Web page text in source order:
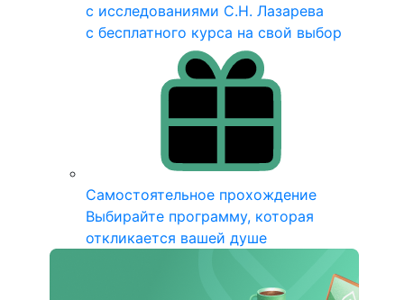
с исследованиями С.Н. Лазарева
с бесплатного курса на свой выбор
Самостоятельное прохождение
Выбирайте программу, которая
откликается вашей душе